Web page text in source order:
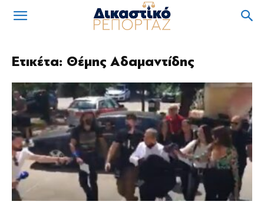
Ετικέτα: Θέμης Αδαμαντίδης